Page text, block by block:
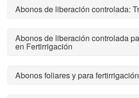
Abonos de liberación controlada:
Abonos de liberación controlada
en Fertirrigación
Abonos foliares y para